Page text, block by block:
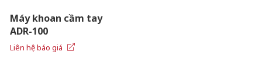
Máy khoan cầm tay
ADR-100
Liên hệ báo giá